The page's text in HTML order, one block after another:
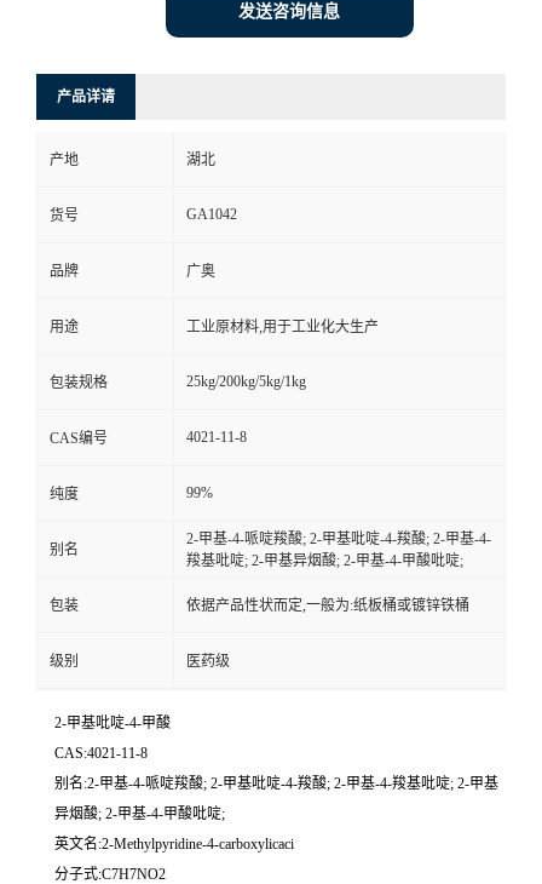
发送咨询信息
产品详请
产地 湖北
货号 GA1042
品牌 广奥
用途 工业原材料,用于工业化大生产
包装规格 25kg/200kg/5kg/1kg
CAS编号 4021-11-8
纯度 99%
别名
2-甲基-4-哌啶羧酸; 2-甲基吡啶-4-羧酸; 2-甲基-4-
羧基吡啶; 2-甲基异烟酸; 2-甲基-4-甲酸吡啶;
包装 依据产品性状而定,一般为:纸板桶或镀锌铁桶
级别 医药级
2-甲基吡啶-4-甲酸
CAS:4021-11-8
别名:2-甲基-4-哌啶羧酸; 2-甲基吡啶-4-羧酸; 2-甲基-4-羧基吡啶; 2-甲基
异烟酸; 2-甲基-4-甲酸吡啶;
英文名:2-Methylpyridine-4-carboxylicaci
分子式:C7H7NO2